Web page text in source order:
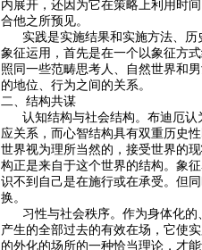
内展开，还因为它在策略上利用时
合他之所预见。
实践是实施结果和实施方法、历
象征运用，首先是在一个以象征方
照同一些范畴思考人、自然世界和
的地位、行为之间的关系。
二、结构共谋
认知结构与社会结构。布迪厄认
应关系，而心智结构具有双重历史
世界视为理所当然的，接受世界的
构正是来自于这个世界的结构。象
识不到自己是在施行或在承受。但
换。
习性与社会秩序。作为身体化的
产生的全部过去的有效在场，它使
的外化的场所的一种恰当理论，才